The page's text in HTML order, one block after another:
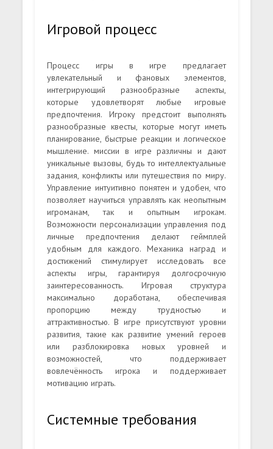
Игровой процесс
Процесс игры в игре предлагает
увлекательный и фановых элементов,
интегрирующий разнообразные аспекты,
которые удовлетворят любые игровые
предпочтения. Игроку предстоит выполнять
разнообразные квесты, которые могут иметь
планирование, быстрые реакции и логическое
мышление. миссии в игре различны и дают
уникальные вызовы, будь то интеллектуальные
задания, конфликты или путешествия по миру.
Управление интуитивно понятен и удобен, что
позволяет научиться управлять как неопытным
игроманам, так и опытным игрокам.
Возможности персонализации управления под
личные предпочтения делают геймплей
удобным для каждого. Механика наград и
достижений стимулирует исследовать все
аспекты игры, гарантируя долгосрочную
заинтересованность. Игровая структура
максимально доработана, обеспечивая
пропорцию между трудностью и
аттрактивностью. В игре присутствуют уровни
развития, такие как развитие умений героев
или разблокировка новых уровней и
возможностей, что поддерживает
вовлечённость игрока и поддерживает
мотивацию играть.
Системные требования